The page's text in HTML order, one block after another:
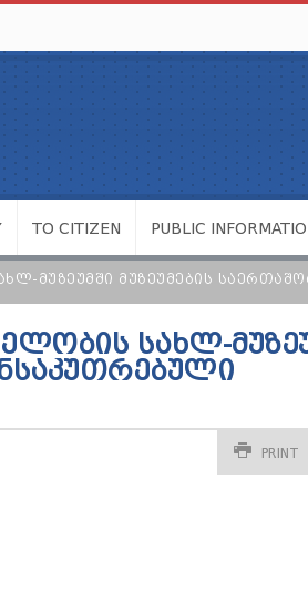
TO CITIZEN PUBLIC
ᲛᲣᲖᲔᲣᲛᲨᲘ ᲛᲣᲖᲔᲣᲛᲔᲑᲘᲡ
ᲡᲐᲮᲚ-
PRINT